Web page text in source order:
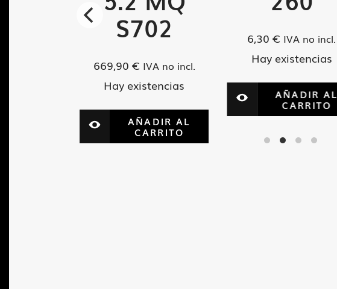
S702
669,90 € IVA no incl.
Hay existencias
AÑADIR AL
CARRITO
6,30€ IVA no incl.
Hay existencias
AÑADIR AL
CARRITO